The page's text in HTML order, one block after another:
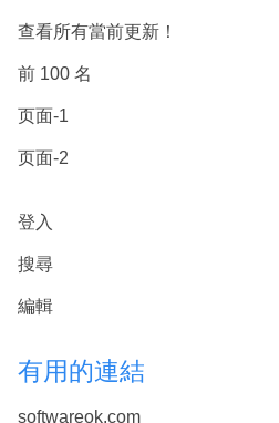
查看所有當前更新！
前 100 名
页面-1
页面-2
登入
搜尋
編輯
有用的連結
softwareok.com